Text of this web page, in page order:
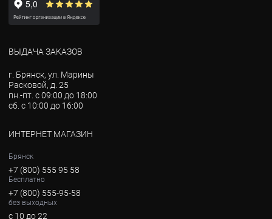
ВЫДАЧА ЗАКАЗОВ
г. Брянск, ул. Марины
Расковой, д. 25
пн.-пт. с 09:00 до 18:00
сб. с 10:00 до 16:00
ИНТЕРНЕТ МАГАЗИН
Брянск
+7 (800) 555 95 58
Бесплатно
+7 (800) 555-95-58
без выходных
с 10 до 22